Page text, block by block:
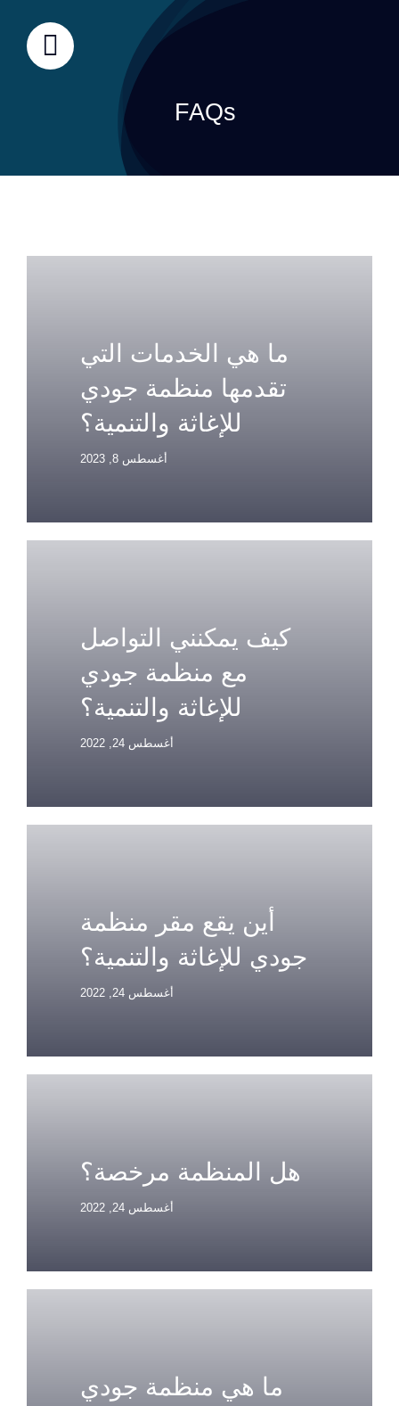
FAQs
ما هي الخدمات التي
تقدمها منظمة جودي
للإغاثة والتنمية؟
أغسطس 8, 2023
كيف يمكنني التواصل
مع منظمة جودي
للإغاثة والتنمية؟
أغسطس 24, 2022
أين يقع مقر منظمة
جودي للإغاثة والتنمية؟
أغسطس 24, 2022
هل المنظمة مرخصة؟
أغسطس 24, 2022
ما هي منظمة جودي